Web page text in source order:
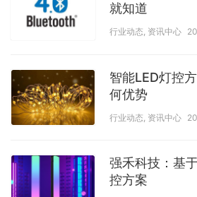
就知道
行业动态, 资讯中心
智能LED灯控
何优势
行业动态 资讯中心
强禾科技：基
控方案